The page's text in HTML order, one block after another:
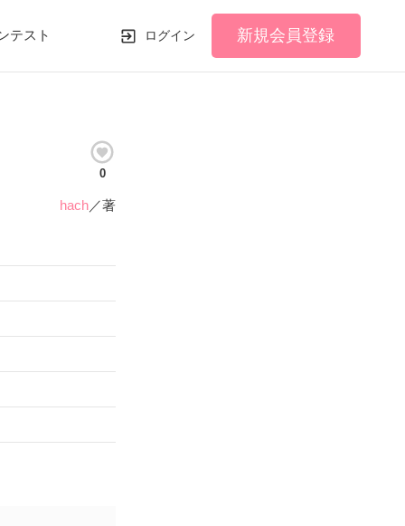
テスト ログイン 新規会員登録
0
hach／著